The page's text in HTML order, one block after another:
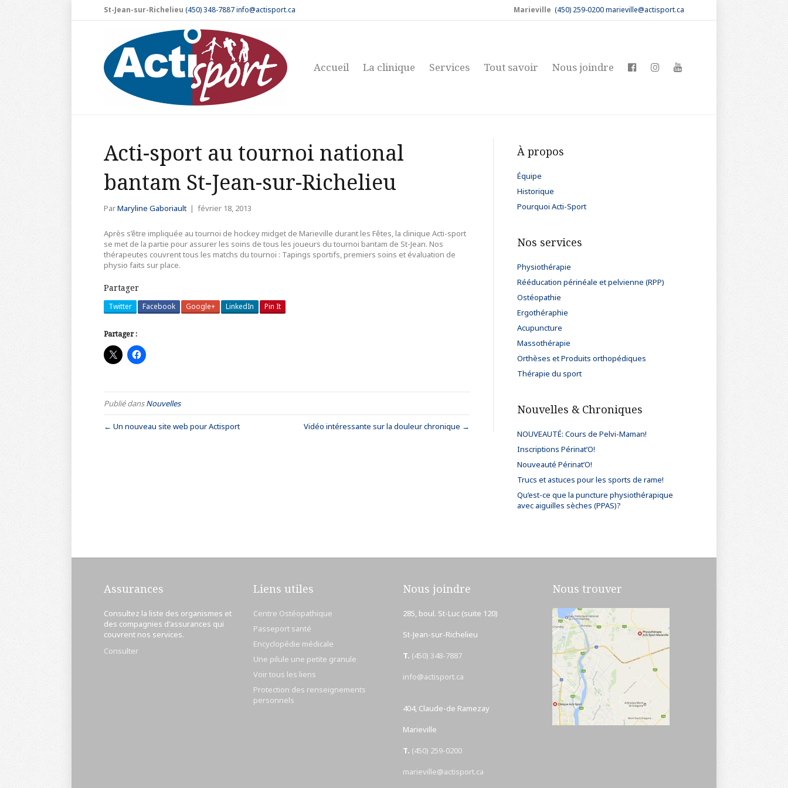
St-Jean-sur-Richelieu (450) 348-7887info@actisport.ca Marieville (450) 259-0200marieville@actisport.ca
Accueil La clinique Services Tout savoir Nous joindre
Acti-sport au tournoi national
bantam St-Jean-sur-Richelieu
ParMaryline Gaboriault | février 18, 2013
Après s’être impliquée au tournoi de hockey midget de Marieville durant les Fêtes, la clinique Acti-sport
se met de la partie pour assurer les soins de tous les joueurs du tournoi bantam de St-Jean. Nos
thérapeutes couvrent tous les matchs du tournoi : Tapings sportifs, premiers soins et évaluation de
physio faits sur place.
Partager
Twitter Facebook Google+ LinkedIn Pin It
Partager :
Publié dansNouvelles
← Un nouveau site web pour Actisport Vidéo intéressante sur la douleur chronique →
À propos
Équipe
Historique
Pourquoi Acti-Sport
Nos services
Physiothérapie
Rééducation périnéale et pelvienne (RPP)
Ostéopathie
Ergothéraphie
Acupuncture
Massothérapie
Orthèses et Produits orthopédiques
Thérapie du sport
Nouvelles & Chroniques
NOUVEAUTÉ: Cours de Pelvi-Maman!
Inscriptions Périnat’O!
Nouveauté Périnat’O!
Trucs et astuces pour les sports de rame!
Qu’est-ce que la puncture physiothérapique
avec aiguilles sèches (PPAS)?
Assurances
Consultez la liste des organismes et
des compagnies d'assurances qui
couvrent nos services.
Consulter
Liens utiles
Centre Ostéopathique
Passeport santé
Encyclopédie médicale
Une pilule une petite granule
Voir tous les liens
Protection des renseignements
personnels
Nous joindre
285, boul. St-Luc (suite 120)
St-Jean-sur-Richelieu
T. (450) 348-7887
info@actisport.ca
404, Claude-de Ramezay
Marieville
T. (450) 259-0200
marieville@actisport.ca
Nous trouver